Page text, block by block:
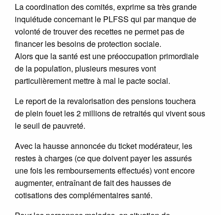
La coordination des comités, exprime sa très grande
inquiétude concernant le PLFSS qui par manque de
volonté de trouver des recettes ne permet pas de
financer les besoins de protection sociale.
Alors que la santé est une préoccupation primordiale
de la population, plusieurs mesures vont
particulièrement mettre à mal le pacte social.
Le report de la revalorisation des pensions touchera
de plein fouet les 2 millions de retraités qui vivent sous
le seuil de pauvreté.
Avec la hausse annoncée du ticket modérateur, les
restes à charges (ce que doivent payer les assurés
une fois les remboursements effectués) vont encore
augmenter, entraînant de fait des hausses de
cotisations des complémentaires santé.